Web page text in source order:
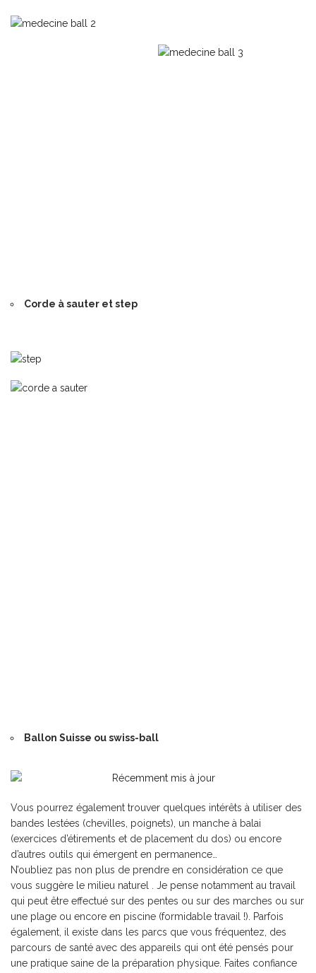
Corde à sauter et step
Ballon Suisse ou swiss-ball
Vous pourrez également trouver quelques intérêts à utiliser des
bandes lestées (chevilles, poignets), un manche à balai
(exercices d’étirements et de placement du dos) ou encore
d’autres outils qui émergent en permanence…
N’oubliez pas non plus de prendre en considération ce que
vous suggère le milieu naturel . Je pense notamment au travail
qui peut être effectué sur des pentes ou sur des marches ou sur
une plage ou encore en piscine (formidable travail !). Parfois
également, il existe dans les parcs que vous fréquentez, des
parcours de santé avec des appareils qui ont été pensés pour
une pratique saine de la préparation physique. Faites confiance